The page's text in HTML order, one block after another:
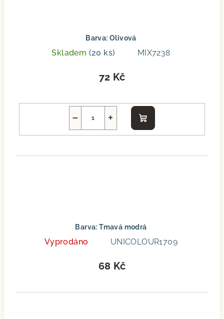
Barva: Olivová
Skladem (20 ks) MIX7238
72 Kč
+
−
Do
košíku
Barva: Tmavá modrá
Vyprodáno UNICOLOUR1709
68 Kč